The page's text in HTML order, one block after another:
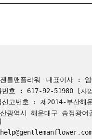
틀맨플라워
대표이사 : 임
번호 : 617-92-51980
[사
신고번호 : 제2014-부산해
광역시 해운대구 송정광